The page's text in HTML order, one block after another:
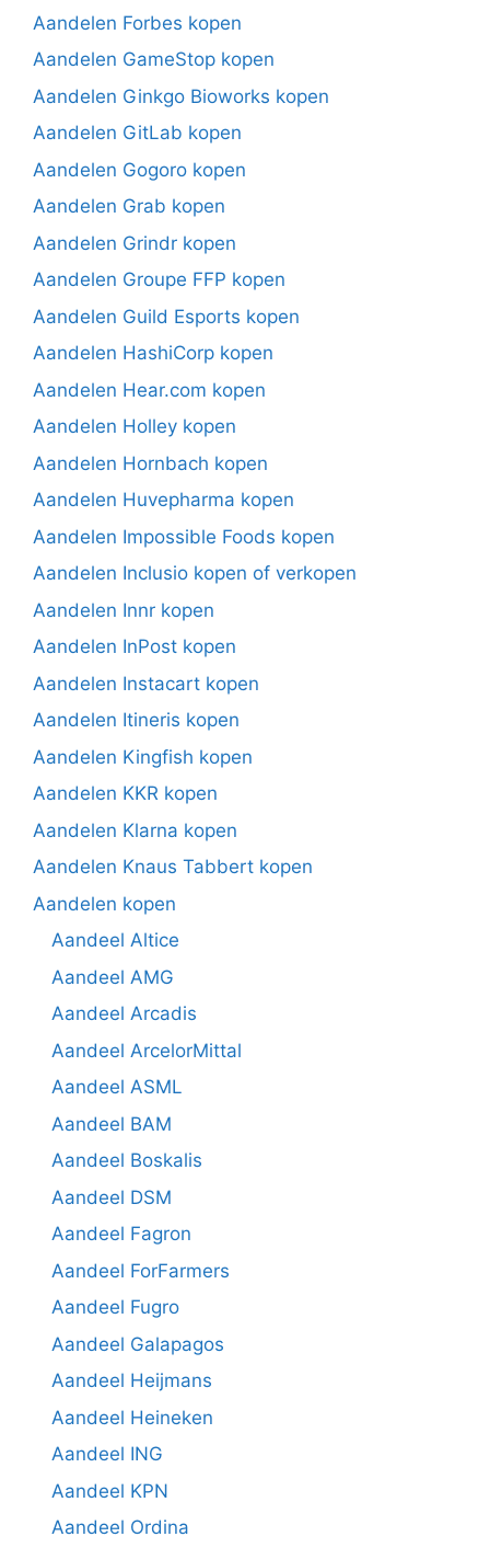
Aandelen Forbes kopen
Aandelen GameStop kopen
Aandelen Ginkgo Bioworks kopen
Aandelen GitLab kopen
Aandelen Gogoro kopen
Aandelen Grab kopen
Aandelen Grindr kopen
Aandelen Groupe FFP kopen
Aandelen Guild Esports kopen
Aandelen HashiCorp kopen
Aandelen Hear.com kopen
Aandelen Holley kopen
Aandelen Hornbach kopen
Aandelen Huvepharma kopen
Aandelen Impossible Foods kopen
Aandelen Inclusio kopen of verkopen
Aandelen Innr kopen
Aandelen InPost kopen
Aandelen Instacart kopen
Aandelen Itineris kopen
Aandelen Kingfish kopen
Aandelen KKR kopen
Aandelen Klarna kopen
Aandelen Knaus Tabbert kopen
Aandelen kopen
Aandeel Altice
Aandeel AMG
Aandeel Arcadis
Aandeel ArcelorMittal
Aandeel ASML
Aandeel BAM
Aandeel Boskalis
Aandeel DSM
Aandeel Fagron
Aandeel ForFarmers
Aandeel Fugro
Aandeel Galapagos
Aandeel Heijmans
Aandeel Heineken
Aandeel ING
Aandeel KPN
Aandeel Ordina